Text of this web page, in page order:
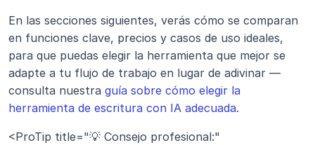
En las secciones siguientes, verás cómo se comparan
en funciones clave, precios y casos de uso ideales,
para que puedas elegir la herramienta que mejor se
adapte a tu flujo de trabajo en lugar de adivinar —
consulta nuestra guía sobre cómo elegir la
herramienta de escritura con IA adecuada.
<ProTip title="💡 Consejo profesional:"